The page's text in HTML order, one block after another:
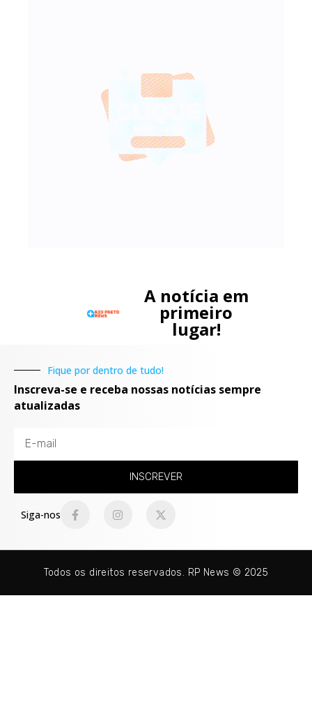
A notícia em
primeiro
lugar!
Fique por dentro de tudo!
Inscreva-se e receba nossas notícias sempre
atualizadas
INSCREVER
Siga-nos
Todos os direitos reservados. RP News © 2025